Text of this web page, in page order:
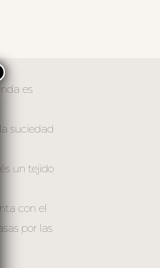
es
suciedad
un tejido
con el
por las